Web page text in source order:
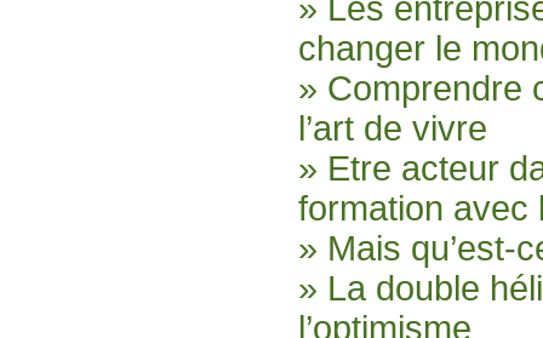
» Les
changer le
» Comprendre
l’art de vivre
» Etre acteur
formation avec
» Mais qu’est-
» La double
l’optimisme